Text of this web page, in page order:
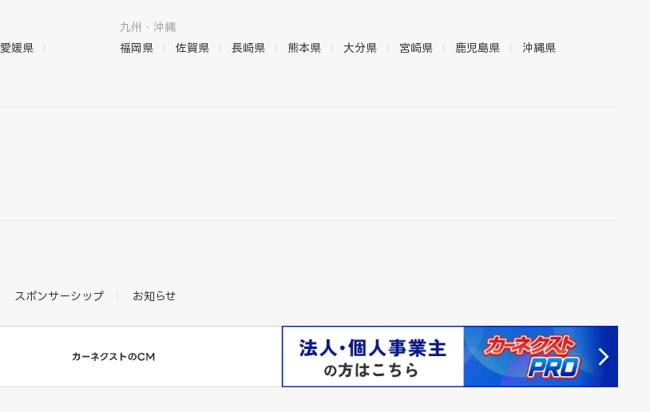
愛媛県
九州・沖縄
福岡県
佐賀県 長崎県 熊本県 大分県 宮崎県 鹿児島県 沖縄県
スポンサーシップ お知らせ